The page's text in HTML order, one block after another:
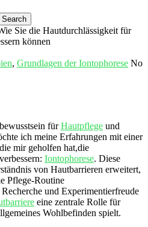
Search
, Grundlagen der Iontophorese No
‌fürHautpflege und
ich meine Erfahrungen mit einer
mir geholfen ​hat,die
Iontophorese. Diese‌
von Hautbarrieren erweitert,
Pflege-Routine
und Experimentierfreude
eine​ zentrale Rolle für
Wohlbefinden spielt.